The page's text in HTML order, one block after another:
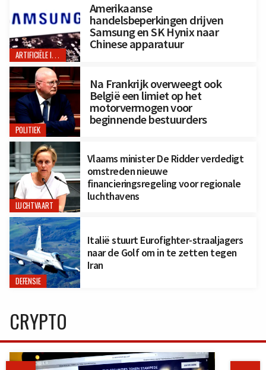
ARTIFICIËLE INTELLIGENTIE
Amerikaanse
handelsbeperkingen drijven
Samsung en SK Hynix naar
Chinese apparatuur
POLITIEK
Na Frankrijk overweegt ook
België een limiet op het
motorvermogen voor
beginnende bestuurders
LUCHTVAART
Vlaams minister De Ridder verdedigt
omstreden nieuwe
financieringsregeling voor regionale
luchthavens
DEFENSIE
Italië stuurt Eurofighter-straaljagers
naar de Golf om in te zetten tegen
Iran
CRYPTO